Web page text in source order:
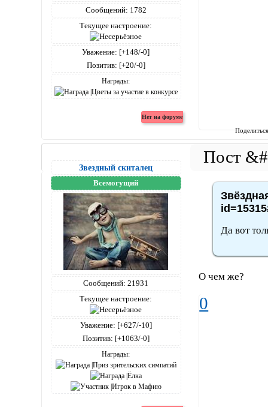
Сообщений: 1782
Текущее настроение:
Уважение: [+148/-0]
Позитив: [+20/-0]
Награды:
Звездный скиталец
Всемогущий
Сообщений: 21931
Текущее настроение:
Уважение: [+627/-10]
Позитив: [+1063/-0]
Награды:
Да вот
О чем же?
0